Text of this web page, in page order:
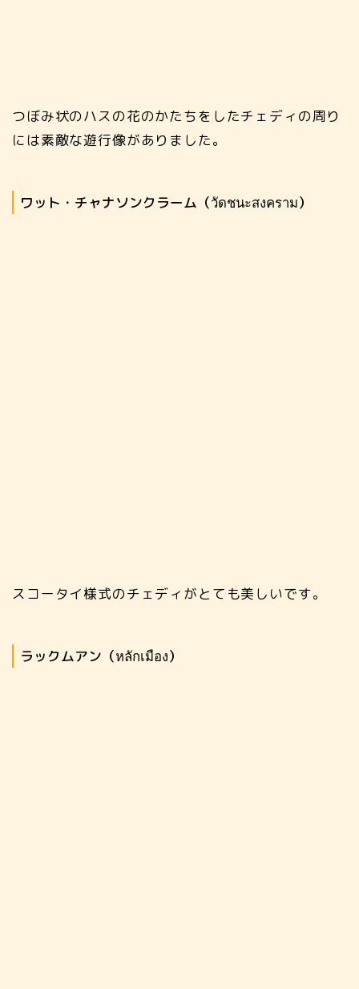
つぼみ状のハスの花のかたちをしたチェディの周り
には素敵な遊行像がありました。
ワット・チャナソンクラーム（วัดชนะสงคราม）
スコータイ様式のチェディがとても美しいです。
ラックムアン（หลักเมือง）